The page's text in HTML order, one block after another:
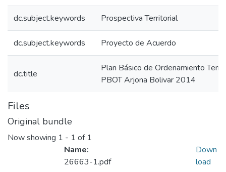
dc.subject.keywords Prospectiva Territorial
dc.subject.keywords Proyecto de Acuerdo
dc.title
Plan Básico de Ordenamiento
PBOT Arjona Bolivar 2014
Files
Original bundle
Now showing 1 - 1 of 1
Name:
26663-1.pdf
Down
load